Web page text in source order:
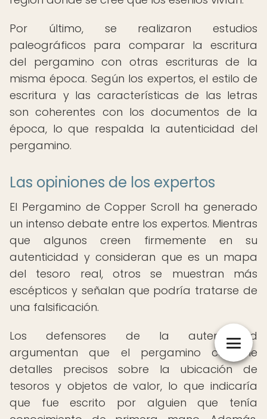
Por último, se realizaron estudios
paleográficos para comparar la escritura
del pergamino con otras escrituras de la
misma época. Según los expertos, el estilo de
escritura y las características de las letras
son coherentes con los documentos de la
época, lo que respalda la autenticidad del
pergamino.
Las opiniones de los expertos
El Pergamino de Copper Scroll ha generado
un intenso debate entre los expertos. Mientras
que algunos creen firmemente en su
autenticidad y consideran que es un mapa
del tesoro real, otros se muestran más
escépticos y señalan que podría tratarse de
una falsificación.
Los defensores de la autenticidad
argumentan que el pergamino contiene
detalles precisos sobre la ubicación de
tesoros y objetos de valor, lo que indicaría
que fue escrito por alguien que tenía